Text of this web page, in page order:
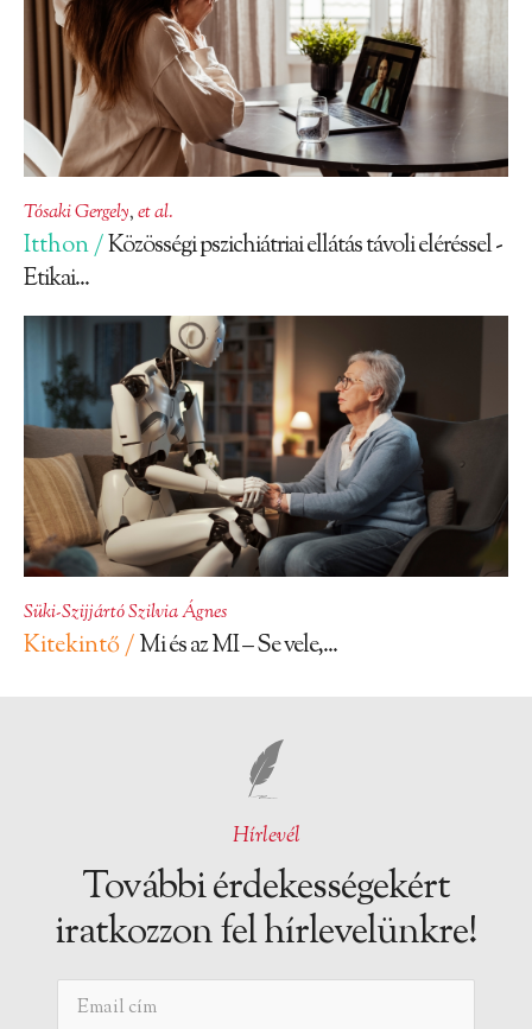
Tósaki Gergely,et al.
Itthon /Közösségi pszichiátriai ellátás távoli eléréssel -
Etikai...
Süki-Szijjártó Szilvia Ágnes
Kitekintő /Mi és az MI – Se vele,...
Hírlevél
További érdekességekért
iratkozzon fel hírlevelünkre!